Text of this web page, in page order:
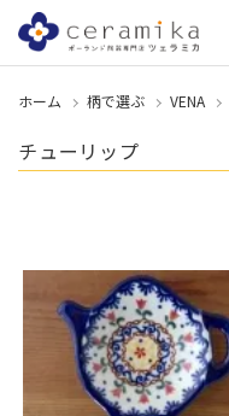
ホーム 柄で選ぶ VENA
チューリップ